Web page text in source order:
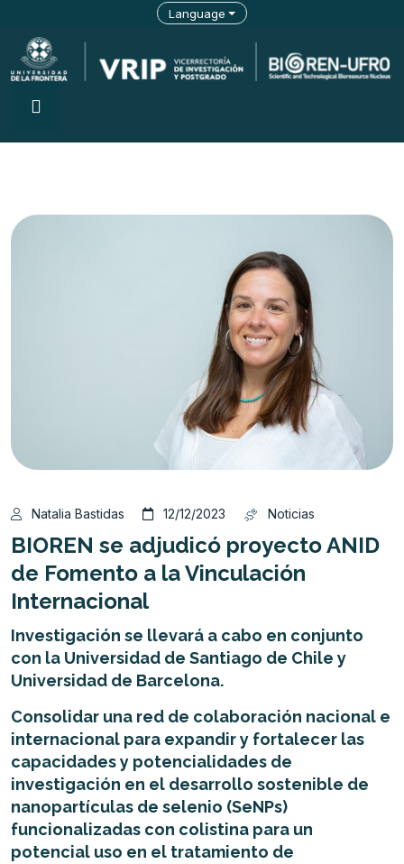
Language
Natalia Bastidas 12/12/2023 Noticias
BIOREN se adjudicó proyecto ANID
de Fomento a la Vinculación
Internacional
Investigación se llevará a cabo en conjunto
con la Universidad de Santiago de Chile y
Universidad de Barcelona.
Consolidar una red de colaboración nacional e
internacional para expandir y fortalecer las
capacidades y potencialidades de
investigación en el desarrollo sostenible de
nanopartículas de selenio (SeNPs)
funcionalizadas con colistina para un
potencial uso en el tratamiento de